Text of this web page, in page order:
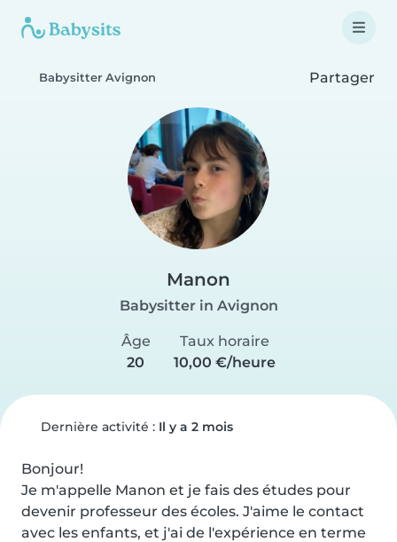
Babysitter Avignon Partager
Manon
Babysitter in Avignon
Âge
20
Taux horaire
10,00 €/heure
Dernière activité : Il y a 2 mois
Bonjour!
Je m'appelle Manon et je fais des études pour
devenir professeur des écoles. J'aime le contact
avec les enfants, et j'ai de l'expérience en terme